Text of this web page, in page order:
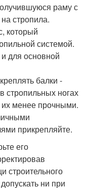
раму с
стропила.
который
системой.
для основной
балки -
стропильных ногах
их менее прочными.
прикрепляйте.
его
строительного
ни при